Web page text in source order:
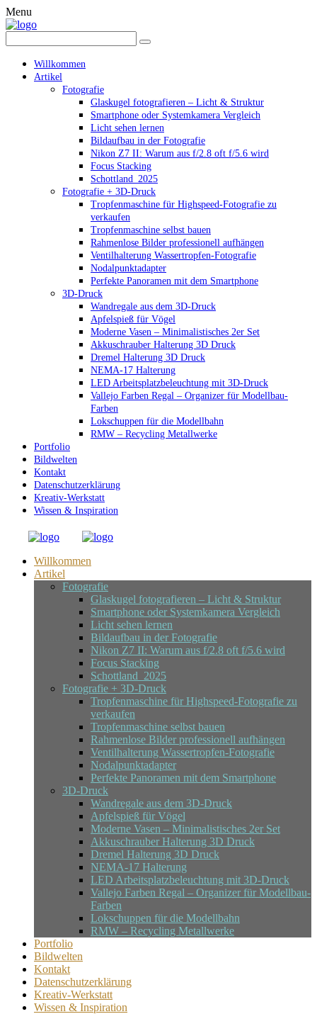
Menu
Willkommen
Artikel
Fotografie
Glaskugel fotografieren – Licht & Struktur
Smartphone oder Systemkamera Vergleich
Licht sehen lernen
Bildaufbau in der Fotografie
Nikon Z7 II: Warum aus f/2.8 oft f/5.6 wird
Focus Stacking
Schottland_2025
Fotografie + 3D-Druck
Tropfenmaschine für Highspeed-Fotografie zu
verkaufen
Tropfenmaschine selbst bauen
Rahmenlose Bilder professionell aufhängen
Ventilhalterung Wassertropfen-Fotografie
Nodalpunktadapter
Perfekte Panoramen mit dem Smartphone
3D-Druck
Wandregale aus dem 3D-Druck
Apfelspieß für Vögel
Moderne Vasen – Minimalistisches 2er Set
Akkuschrauber Halterung 3D Druck
Dremel Halterung 3D Druck
NEMA-17 Halterung
LED Arbeitsplatzbeleuchtung mit 3D-Druck
Vallejo Farben Regal – Organizer für Modellbau-
Farben
Lokschuppen für die Modellbahn
RMW – Recycling Metallwerke
Portfolio
Bildwelten
Kontakt
Datenschutzerklärung
Kreativ-Werkstatt
Wissen & Inspiration
Willkommen
Artikel
Fotografie
Glaskugel fotografieren – Licht & Struktur
Smartphone oder Systemkamera Vergleich
Licht sehen lernen
Bildaufbau in der Fotografie
Nikon Z7 II: Warum aus f/2.8 oft f/5.6 wird
Focus Stacking
Schottland_2025
Fotografie + 3D-Druck
Tropfenmaschine für Highspeed-Fotografie zu
verkaufen
Tropfenmaschine selbst bauen
Rahmenlose Bilder professionell aufhängen
Ventilhalterung Wassertropfen-Fotografie
Nodalpunktadapter
Perfekte Panoramen mit dem Smartphone
3D-Druck
Wandregale aus dem 3D-Druck
Apfelspieß für Vögel
Moderne Vasen – Minimalistisches 2er Set
Akkuschrauber Halterung 3D Druck
Dremel Halterung 3D Druck
NEMA-17 Halterung
LED Arbeitsplatzbeleuchtung mit 3D-Druck
Vallejo Farben Regal – Organizer für Modellbau-
Farben
Lokschuppen für die Modellbahn
RMW – Recycling Metallwerke
Portfolio
Bildwelten
Kontakt
Datenschutzerklärung
Kreativ-Werkstatt
Wissen & Inspiration